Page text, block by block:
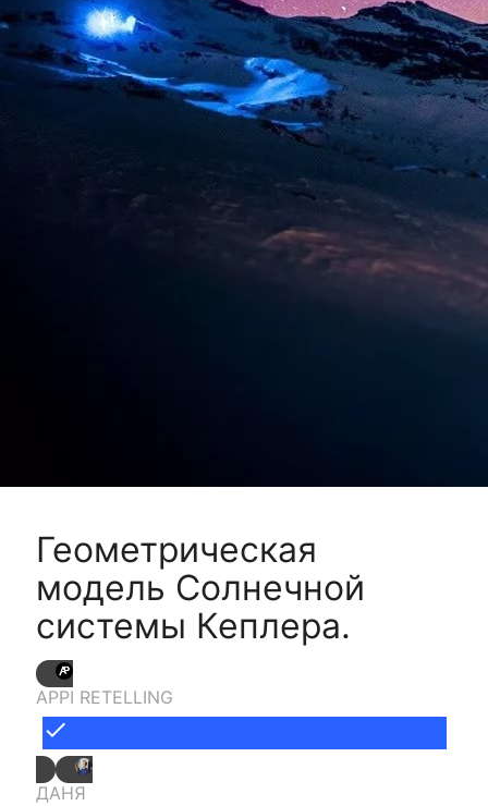
Геометрическая
модель Солнечной
системы Кеплера.
APPI RETELLING
done
ДАНЯ